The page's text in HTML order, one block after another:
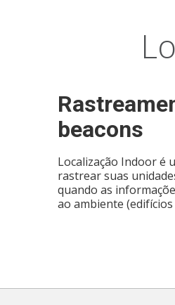
beacons
Localização Indoor é
rastrear suas
quando as
ao ambiente